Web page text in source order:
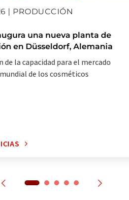
| PRODUCCIÓN
una nueva planta de
en Düsseldorf, Alemania
de la capacidad para el mercado
de los cosméticos